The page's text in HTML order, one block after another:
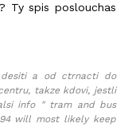
Ty spis poslouchas
a od ctrnacti do
takze kdovi, jestli
info " tram and bus
will most likely keep